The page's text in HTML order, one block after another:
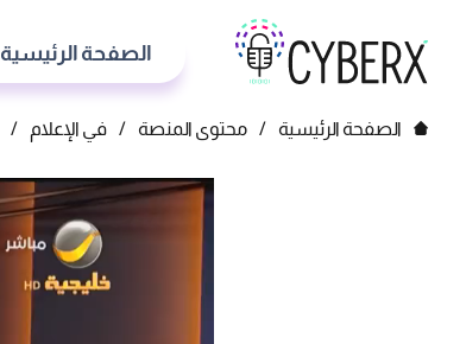
الصفحة الرئيسية
الصفحة الرئيسية / محتوى المنصة / في الإعلام /